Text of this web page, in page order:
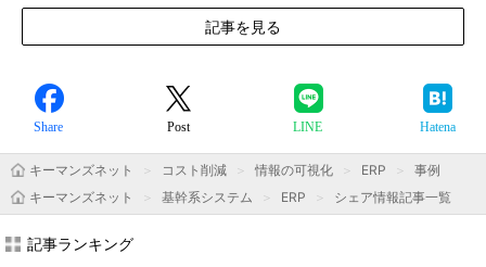
記事を見る
Share Post LINE Hatena
キーマンズネット コスト削減 情報の可視化 ERP
事例
キーマンズネット
基幹系システム ERP シェア情報記事一覧
記事ランキング